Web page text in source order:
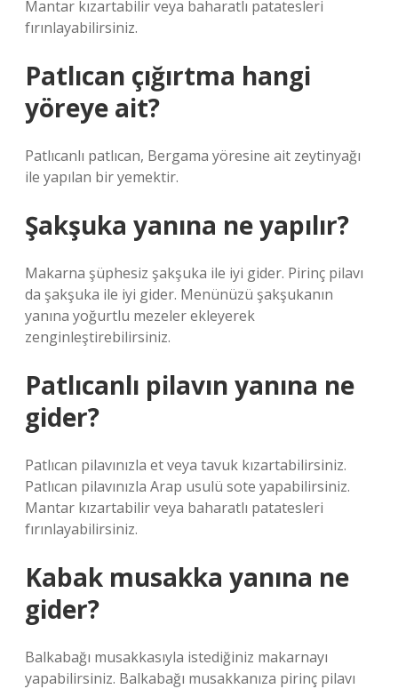
Mantar kızartabilir veya baharatlı patatesleri
fırınlayabilirsiniz.
Patlıcan çığırtma hangi
yöreye ait?
Patlıcanlı patlıcan, Bergama yöresine ait zeytinyağı
ile yapılan bir yemektir.
Şakşuka yanına ne yapılır?
Makarna şüphesiz şakşuka ile iyi gider. Pirinç pilavı
da şakşuka ile iyi gider. Menünüzü şakşukanın
yanına yoğurtlu mezeler ekleyerek
zenginleştirebilirsiniz.
Patlıcanlı pilavın yanına ne
gider?
Patlıcan pilavınızla et veya tavuk kızartabilirsiniz.
Patlıcan pilavınızla Arap usulü sote yapabilirsiniz.
Mantar kızartabilir veya baharatlı patatesleri
fırınlayabilirsiniz.
Kabak musakka yanına ne
gider?
Balkabağı musakkasıyla istediğiniz makarnayı
yapabilirsiniz. Balkabağı musakkanıza pirinç pilavı